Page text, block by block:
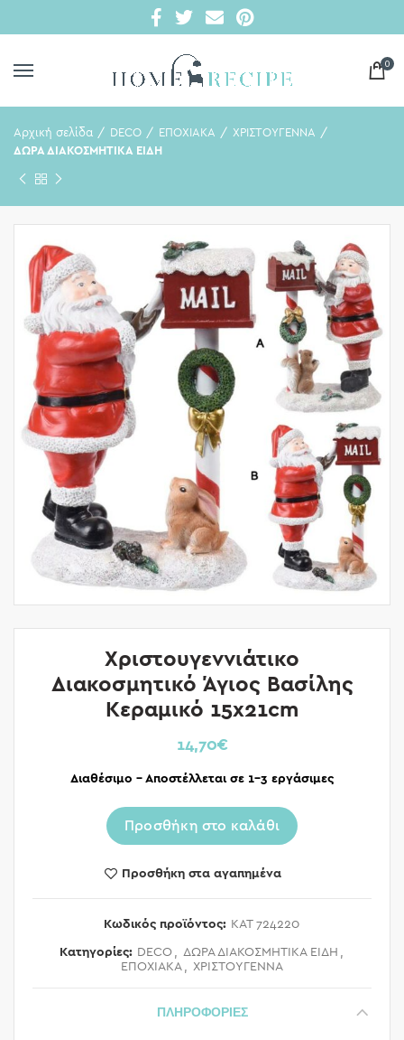
0
Αρχική σελίδα DECO ΕΠΟΧΙΑΚΑ
ΧΡΙΣΤΟΥΓΕΝΝΑ
ΔΩΡΑ ΔΙΑΚΟΣΜΗΤΙΚΑ ΕΙΔΗ
Χριστουγεννιάτικο
Διακοσμητικό Άγιος Βασίλης
Κεραμικό 15x21cm
14,70€
Διαθέσιμο – Αποστέλλεται σε 1-3 εργάσιμες
Προσθήκη στο καλάθι
Προσθήκη στα αγαπημένα
Κωδικός προϊόντος: KAT 724220
Κατηγορίες: DECO , ΔΩΡΑ ΔΙΑΚΟΣΜΗΤΙΚΑ ΕΙΔΗ ,
ΕΠΟΧΙΑΚΑ , ΧΡΙΣΤΟΥΓΕΝΝΑ
ΠΛΗΡΟΦΟΡΙΕΣ